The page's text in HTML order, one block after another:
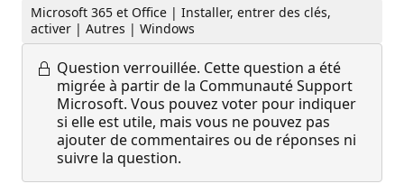
Microsoft 365 et Office | Installer, entrer des clés,
activer | Autres | Windows
Question verrouillée. Cette question a été
migrée à partir de la Communauté Support
Microsoft. Vous pouvez voter pour indiquer
si elle est utile, mais vous ne pouvez pas
ajouter de commentaires ou de réponses ni
suivre la question.